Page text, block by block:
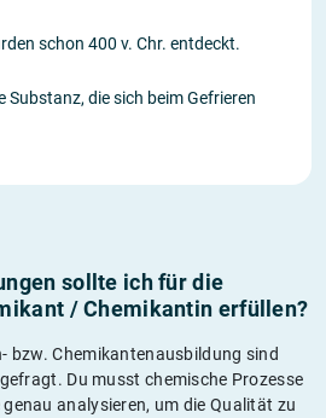
schon 400 v. Chr. entdeckt.
Substanz, die sich beim Gefrieren
sollte ich für die
/ Chemikantin erfüllen?
bzw. Chemikantenausbildung sind
Du musst chemische Prozesse
analysieren, um die Qualität zu